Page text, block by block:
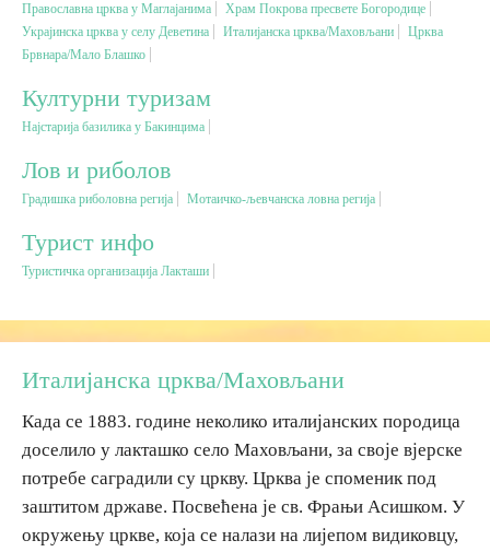
Културни туризам
Гастрономија
Лов и риболов
Сеоски туризам
Списак дестинација
Мапа дестинација
Манифестације
Православна црква у Маглајанима
Храм Покрова пресвете Богородице
Украјинска црква у селу Деветина
Италијанска црква/Маховљани
Црква
Брвнара/Мало Блашко
Културни туризам
Најстарија базилика у Бакинцима
Лов и риболов
Градишка риболовна регија Мотаичко-љевчанска ловна регија
Турист инфо
Туристичка организација Лакташи
Италијанска црква/Маховљани
Када се 1883. године неколико италијанских породица
доселило у лакташко село Маховљани, за своје вјерске
потребе саградили су цркву. Црква је споменик под
заштитом државе. Посвећена је св. Фрањи Асишком. У
окружењу цркве, која се налази на лијепом видиковцу,